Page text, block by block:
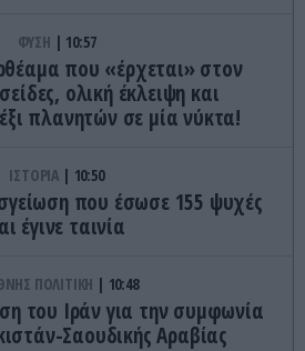
ΦΥΣΗ 10:57
που «έρχεται» στον
ολική έκλειψη και
πλανητών σε μία νύκτα!
ΙΣΤΟΡΙΑ 10:50
που έσωσε 155 ψυχές
έγινε ταινία
ΠΟΛΙΤΙΚΗ 10:48
του Ιράν για την συμφωνία
Σαουδικής Αραβίας